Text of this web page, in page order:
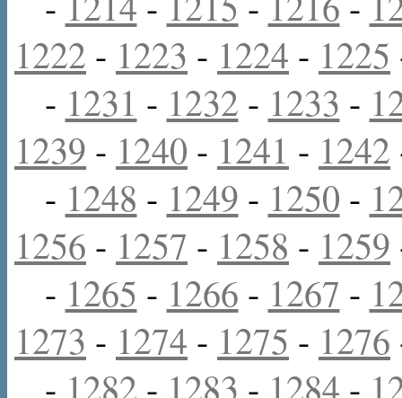
1222 - 1223 - 1224 - 1225
- 1231 - 1232 - 1233 -
1239 - 1240 - 1241 - 1242
- 1248 - 1249 - 1250 -
1256 - 1257 - 1258 - 1259
- 1265 - 1266 - 1267 -
1273 - 1274 - 1275 - 1276
- 1282 - 1283 - 1284 -